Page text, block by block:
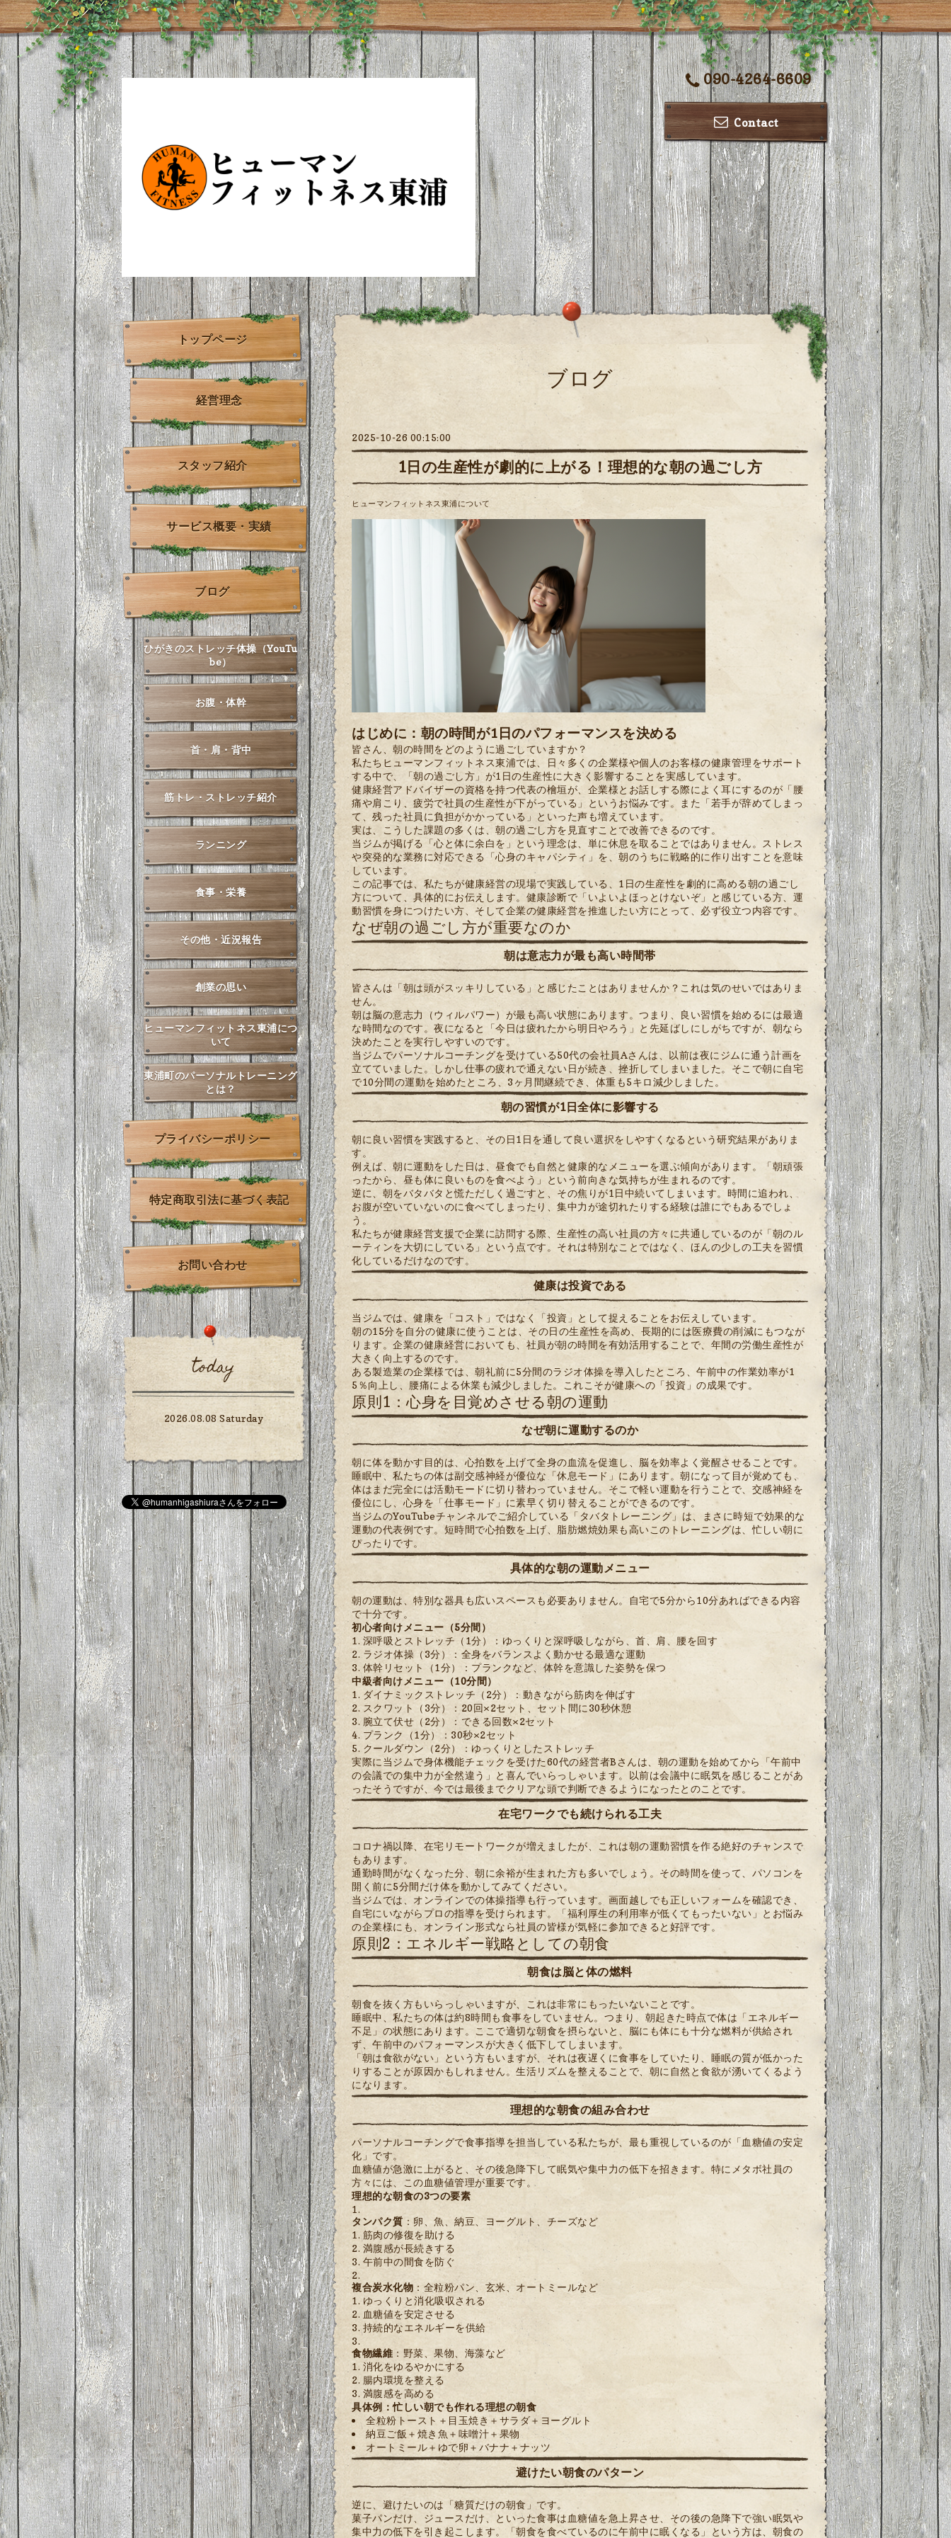
090-4264-6609
Contact
ブログ
2025-10-26 00:15:00
1日の生産性が劇的に上がる！理想的な朝の過ごし方
ヒューマンフィットネス東浦について
はじめに：朝の時間が1日のパフォーマンスを決める
皆さん、朝の時間をどのように過ごしていますか？
私たちヒューマンフィットネス東浦では、日々多くの企業様や個人のお客様の健康管理をサポート
する中で、「朝の過ごし方」が1日の生産性に大きく影響することを実感しています。
健康経営アドバイザーの資格を持つ代表の檜垣が、企業様とお話しする際によく耳にするのが「腰
痛や肩こり、疲労で社員の生産性が下がっている」というお悩みです。また「若手が辞めてしまっ
て、残った社員に負担がかかっている」といった声も増えています。
実は、こうした課題の多くは、朝の過ごし方を見直すことで改善できるのです。
当ジムが掲げる「心と体に余白を」という理念は、単に休息を取ることではありません。ストレス
や突発的な業務に対応できる「心身のキャパシティ」を、朝のうちに戦略的に作り出すことを意味
しています。
この記事では、私たちが健康経営の現場で実践している、1日の生産性を劇的に高める朝の過ごし
方について、具体的にお伝えします。健康診断で「いよいよほっとけないぞ」と感じている方、運
動習慣を身につけたい方、そして企業の健康経営を推進したい方にとって、必ず役立つ内容です。
なぜ朝の過ごし方が重要なのか
朝は意志力が最も高い時間帯
皆さんは「朝は頭がスッキリしている」と感じたことはありませんか？これは気のせいではありま
せん。
朝は脳の意志力（ウィルパワー）が最も高い状態にあります。つまり、良い習慣を始めるには最適
な時間なのです。夜になると「今日は疲れたから明日やろう」と先延ばしにしがちですが、朝なら
決めたことを実行しやすいのです。
当ジムでパーソナルコーチングを受けている50代の会社員Aさんは、以前は夜にジムに通う計画を
立てていました。しかし仕事の疲れで通えない日が続き、挫折してしまいました。そこで朝に自宅
で10分間の運動を始めたところ、3ヶ月間継続でき、体重も5キロ減少しました。
朝の習慣が1日全体に影響する
朝に良い習慣を実践すると、その日1日を通して良い選択をしやすくなるという研究結果がありま
す。
例えば、朝に運動をした日は、昼食でも自然と健康的なメニューを選ぶ傾向があります。「朝頑張
ったから、昼も体に良いものを食べよう」という前向きな気持ちが生まれるのです。
逆に、朝をバタバタと慌ただしく過ごすと、その焦りが1日中続いてしまいます。時間に追われ、
お腹が空いていないのに食べてしまったり、集中力が途切れたりする経験は誰にでもあるでしょ
う。
私たちが健康経営支援で企業に訪問する際、生産性の高い社員の方々に共通しているのが「朝のル
ーティンを大切にしている」という点です。それは特別なことではなく、ほんの少しの工夫を習慣
化しているだけなのです。
健康は投資である
当ジムでは、健康を「コスト」ではなく「投資」として捉えることをお伝えしています。
朝の15分を自分の健康に使うことは、その日の生産性を高め、長期的には医療費の削減にもつなが
ります。企業の健康経営においても、社員が朝の時間を有効活用することで、年間の労働生産性が
大きく向上するのです。
ある製造業の企業様では、朝礼前に5分間のラジオ体操を導入したところ、午前中の作業効率が1
5％向上し、腰痛による休業も減少しました。これこそが健康への「投資」の成果です。
原則1：心身を目覚めさせる朝の運動
なぜ朝に運動するのか
朝に体を動かす目的は、心拍数を上げて全身の血流を促進し、脳を効率よく覚醒させることです。
睡眠中、私たちの体は副交感神経が優位な「休息モード」にあります。朝になって目が覚めても、
体はまだ完全には活動モードに切り替わっていません。そこで軽い運動を行うことで、交感神経を
優位にし、心身を「仕事モード」に素早く切り替えることができるのです。
当ジムのYouTubeチャンネルでご紹介している「タバタトレーニング」は、まさに時短で効果的な
運動の代表例です。短時間で心拍数を上げ、脂肪燃焼効果も高いこのトレーニングは、忙しい朝に
ぴったりです。
具体的な朝の運動メニュー
朝の運動は、特別な器具も広いスペースも必要ありません。自宅で5分から10分あればできる内容
で十分です。
初心者向けメニュー（5分間）
深呼吸とストレッチ（1分）：ゆっくりと深呼吸しながら、首、肩、腰を回す
ラジオ体操（3分）：全身をバランスよく動かせる最適な運動
体幹リセット（1分）：プランクなど、体幹を意識した姿勢を保つ
中級者向けメニュー（10分間）
ダイナミックストレッチ（2分）：動きながら筋肉を伸ばす
スクワット（3分）：20回×2セット、セット間に30秒休憩
腕立て伏せ（2分）：できる回数×2セット
プランク（1分）：30秒×2セット
クールダウン（2分）：ゆっくりとしたストレッチ
実際に当ジムで身体機能チェックを受けた60代の経営者Bさんは、朝の運動を始めてから「午前中
の会議での集中力が全然違う」と喜んでいらっしゃいます。以前は会議中に眠気を感じることがあ
ったそうですが、今では最後までクリアな頭で判断できるようになったとのことです。
在宅ワークでも続けられる工夫
コロナ禍以降、在宅リモートワークが増えましたが、これは朝の運動習慣を作る絶好のチャンスで
もあります。
通勤時間がなくなった分、朝に余裕が生まれた方も多いでしょう。その時間を使って、パソコンを
開く前に5分間だけ体を動かしてみてください。
当ジムでは、オンラインでの体操指導も行っています。画面越しでも正しいフォームを確認でき、
自宅にいながらプロの指導を受けられます。「福利厚生の利用率が低くてもったいない」とお悩み
の企業様にも、オンライン形式なら社員の皆様が気軽に参加できると好評です。
原則2：エネルギー戦略としての朝食
朝食は脳と体の燃料
朝食を抜く方もいらっしゃいますが、これは非常にもったいないことです。
睡眠中、私たちの体は約8時間も食事をしていません。つまり、朝起きた時点で体は「エネルギー
不足」の状態にあります。ここで適切な朝食を摂らないと、脳にも体にも十分な燃料が供給され
ず、午前中のパフォーマンスが大きく低下してしまいます。
「朝は食欲がない」という方もいますが、それは夜遅くに食事をしていたり、睡眠の質が低かった
りすることが原因かもしれません。生活リズムを整えることで、朝に自然と食欲が湧いてくるよう
になります。
理想的な朝食の組み合わせ
パーソナルコーチングで食事指導を担当している私たちが、最も重視しているのが「血糖値の安定
化」です。
血糖値が急激に上がると、その後急降下して眠気や集中力の低下を招きます。特にメタボ社員の
方々には、この血糖値管理が重要です。
理想的な朝食の3つの要素
タンパク質 ：卵、魚、納豆、ヨーグルト、チーズなど
筋肉の修復を助ける
満腹感が長続きする
午前中の間食を防ぐ
複合炭水化物 ：全粒粉パン、玄米、オートミールなど
ゆっくりと消化吸収される
血糖値を安定させる
持続的なエネルギーを供給
食物繊維 ：野菜、果物、海藻など
消化をゆるやかにする
腸内環境を整える
満腹感を高める
具体例：忙しい朝でも作れる理想の朝食
全粒粉トースト＋目玉焼き＋サラダ＋ヨーグルト
納豆ご飯＋焼き魚＋味噌汁＋果物
オートミール＋ゆで卵＋バナナ＋ナッツ
避けたい朝食のパターン
逆に、避けたいのは「糖質だけの朝食」です。
菓子パンだけ、ジュースだけ、といった食事は血糖値を急上昇させ、その後の急降下で強い眠気や
集中力の低下を引き起こします。「朝食を食べているのに午前中に眠くなる」という方は、朝食の
トップページ
経営理念
スタッフ紹介
サービス概要・実績
ブログ
ひがきのストレッチ体操（YouTu
be）
お腹・体幹
首・肩・背中
筋トレ・ストレッチ紹介
ランニング
食事・栄養
その他・近況報告
創業の思い
ヒューマンフィットネス東浦につ
いて
東浦町のパーソナルトレーニング
とは？
プライバシーポリシー
特定商取引法に基づく表記
お問い合わせ
today
2026.08.08 Saturday